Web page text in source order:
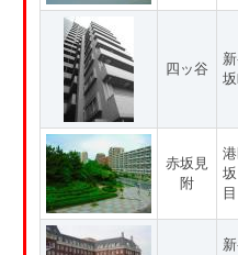
四ッ谷
赤坂見
附
目